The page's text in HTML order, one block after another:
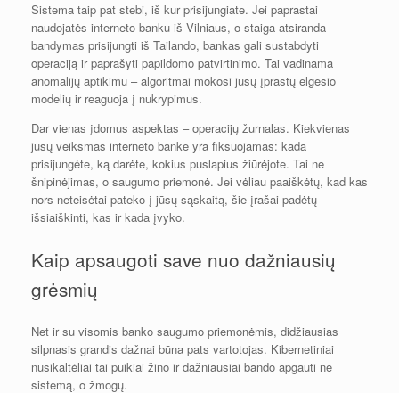
Sistema taip pat stebi, iš kur prisijungiate. Jei paprastai
naudojatės interneto banku iš Vilniaus, o staiga atsiranda
bandymas prisijungti iš Tailando, bankas gali sustabdyti
operaciją ir paprašyti papildomo patvirtinimo. Tai vadinama
anomalijų aptikimu – algoritmai mokosi jūsų įprastų elgesio
modelių ir reaguoja į nukrypimus.
Dar vienas įdomus aspektas – operacijų žurnalas. Kiekvienas
jūsų veiksmas interneto banke yra fiksuojamas: kada
prisijungėte, ką darėte, kokius puslapius žiūrėjote. Tai ne
šnipinėjimas, o saugumo priemonė. Jei vėliau paaiškėtų, kad kas
nors neteisėtai pateko į jūsų sąskaitą, šie įrašai padėtų
išsiaiškinti, kas ir kada įvyko.
Kaip apsaugoti save nuo dažniausių
grėsmių
Net ir su visomis banko saugumo priemonėmis, didžiausias
silpnasis grandis dažnai būna pats vartotojas. Kibernetiniai
nusikaltėliai tai puikiai žino ir dažniausiai bando apgauti ne
sistemą, o žmogų.